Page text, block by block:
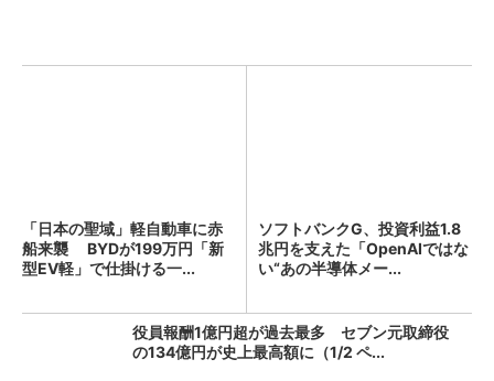
「日本の聖域」軽自動車に赤
船来襲 BYDが199万円「新
型EV軽」で仕掛ける一...
ソフトバンクG、投資利益1.8
兆円を支えた「OpenAIではな
い“あの半導体メー...
役員報酬1億円超が過去最多 セブン元取締役
の134億円が史上最高額に（1/2 ペ...